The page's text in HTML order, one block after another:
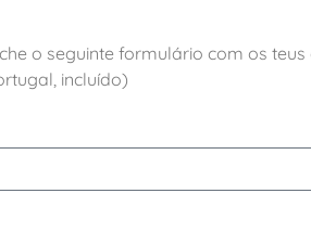
o seguinte formulário com os
incluído)